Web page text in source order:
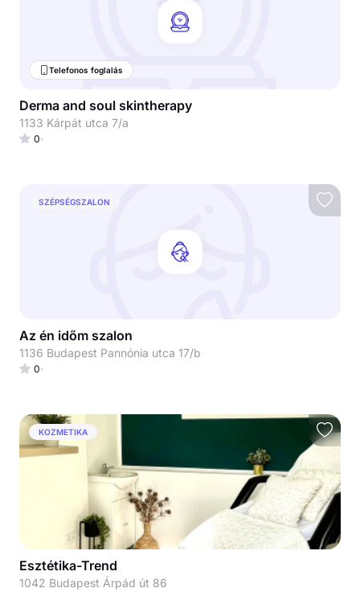
Telefonos foglalás
Derma and soul skintherapy
1133 Kárpát utca 7/a
0
SZÉPSÉGSZALON
Az én időm szalon
1136 Budapest Pannónia utca 17/b
0
KOZMETIKA
Esztétika-Trend
1042 Budapest Árpád út 86